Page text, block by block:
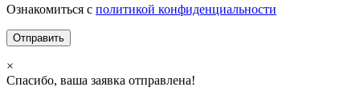
Ознакомиться с политикой конфиденциальности
×
Спасибо, ваша заявка отправлена!